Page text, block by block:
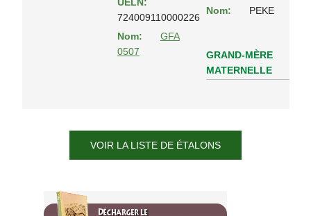
724009110000226
Nom:
GFA
0507
Nom:
PEKE
GRAND-MÈRE
MATERNELLE
VOIR LA LISTE DE ÉTALONS